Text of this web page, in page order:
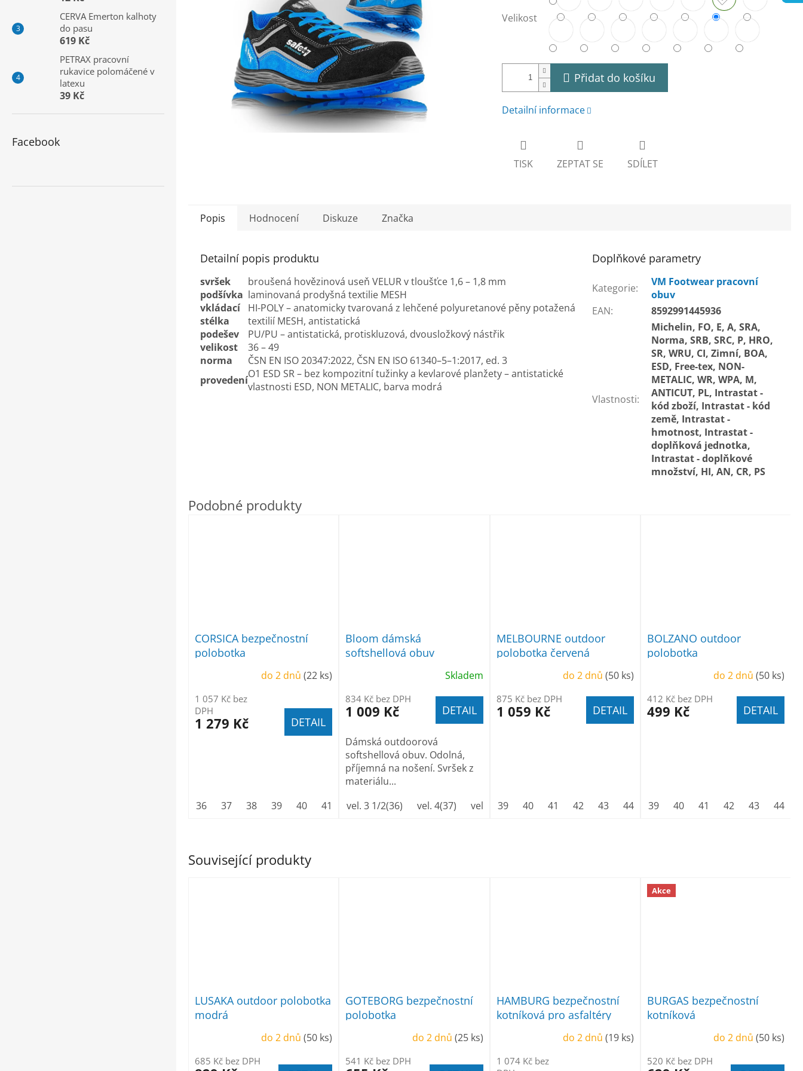
CERVA Emerton kalhoty
do pasu
619 Kč
PETRAX pracovní
rukavice polomáčené v
latexu
39 Kč
Facebook
Velikost
Přidat do košíku
Detailní informace
TISK ZEPTAT SE SDÍLET
Související produkty
LUSAKA outdoor polobotka
modrá
do 2 dnů(50 ks)
685 Kč bez DPH
GOTEBORG bezpečnostní
polobotka
do 2 dnů (25 ks)
541 Kč bez DPH
HAMBURG bezpečnostní
kotníková pro asfaltéry
do 2 dnů (19 ks)
1 074 Kč bez
Akce
BURGAS bezpečnostní
kotníková
do 2 dnů (50 ks)
520 Kč bez DPH
Popis Hodnocení Diskuze Značka
Detailní popis produktu
svršek
broušená hovězinová useň VELUR v tloušťce 1,6 – 1,8 mm
podšívka laminovaná prodyšná textilie MESH
vkládací
stélka
HI-POLY – anatomicky tvarovaná z lehčené polyuretanové pěny potažená
textilií MESH, antistatická
podešev
PU/PU – antistatická, protiskluzová, dvousložkový nástřik
velikost
36 – 49
norma
ČSN EN ISO 20347:2022, ČSN EN ISO 61340–5–1:2017, ed. 3
provedeníO1 ESD SR – bez kompozitní tužinky a kevlarové planžety – antistatické
vlastnosti ESD, NON METALIC, barva modrá
Doplňkové parametry
Kategorie:
VM Footwear pracovní
obuv
EAN: 8592991445936
Vlastnosti:
Michelin, FO, E, A, SRA,
Norma, SRB, SRC, P, HRO,
SR, WRU, CI, Zimní, BOA,
ESD, Free-tex, NON-
METALIC, WR, WPA, M,
ANTICUT, PL, Intrastat -
kód zboží, Intrastat - kód
země, Intrastat -
hmotnost, Intrastat -
doplňková jednotka,
Intrastat - doplňkové
množství, HI, AN, CR, PS
CORSICA bezpečnostní
polobotka
do 2 dnů(22 ks)
1 057 Kč bez
DPH
1 279 Kč DETAIL
36 37 38 39 40 41 42 43 44 45 46 47 48 49
Bloom dámská
softshellová obuv
Skladem
834 Kč bez DPH
1 009 Kč DETAIL
Dámská outdoorová
softshellová obuv. Odolná,
příjemná na nošení. Svršek z
materiálu...
vel. 3 1/2(36)
vel. 4(37) vel.5 (38) vel.6 (39) vel. 6 1/2(40) vel.7 (41) vel.8 (42)
MELBOURNE outdoor
polobotka červená
do 2 dnů (50 ks)
875 Kč bez DPH
1 059 Kč DETAIL
39 40 41 42 43 44 45 46 47 48
BOLZANO outdoor
polobotka
do 2 dnů (50 ks)
412 Kč bez DPH
499 Kč DETAIL
39 40 41 42 43 44